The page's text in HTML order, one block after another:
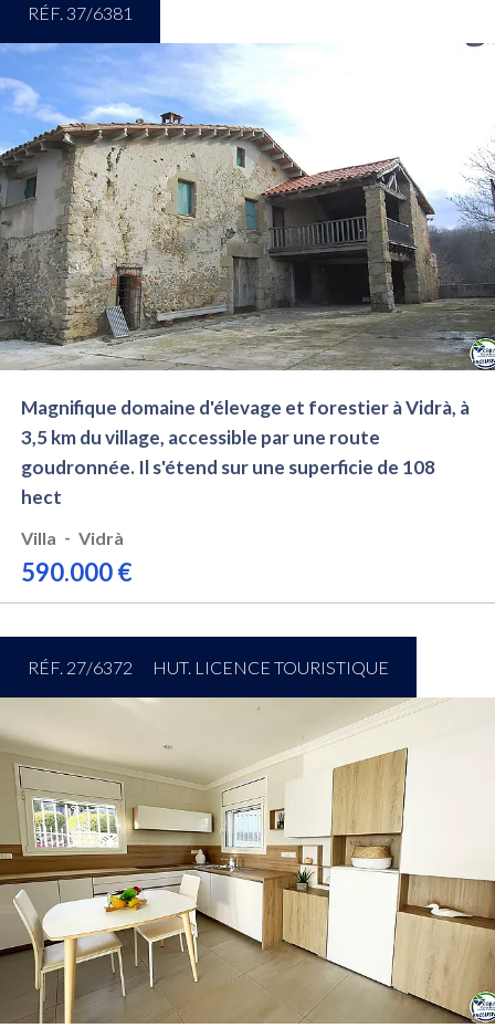
RÉF. 37/6381
Magnifique domaine d'élevage et forestier à Vidrà, à
3,5 km du village, accessible par une route
goudronnée. Il s'étend sur une superficie de 108
hect
Villa - Vidrà
590.000 €
RÉF. 27/6372 HUT. LICENCE TOURISTIQUE